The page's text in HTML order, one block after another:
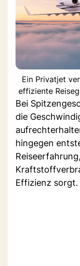
Ein Privatjet
effiziente
Bei
die
hingegen
Effizienz sorgt.